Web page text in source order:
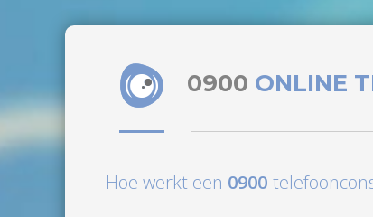
0900 ONLINE
Hoe werkt een 0900-